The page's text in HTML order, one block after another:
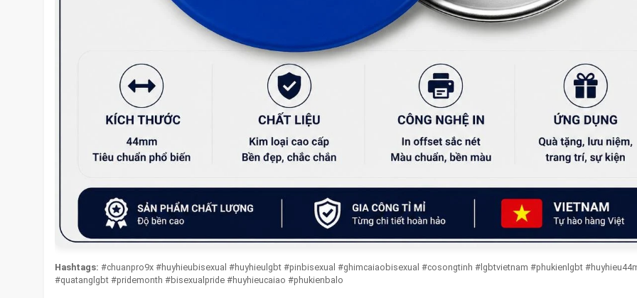
Hashtags: #chuanpro9x #huyhieubisexual #huyhieulgbt #pinbisexual #ghimcaiaobisexual #cosongtinh #lgbtvietnam #phukienlgbt
#quatanglgbt #pridemonth #bisexualpride #huyhieucaiao #phukienbalo